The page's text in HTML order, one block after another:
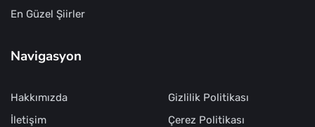
En Güzel Şiirler
Navigasyon
Hakkımızda
İletişim
Gizlilik Politikası
Çerez Politikası